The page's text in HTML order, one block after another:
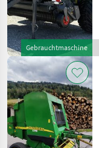
Gebrauchtmaschine